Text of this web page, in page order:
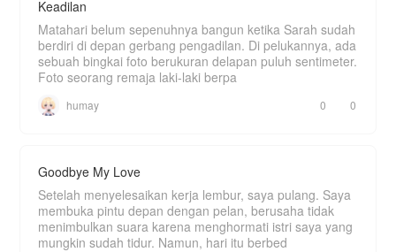
Keadilan
Matahari belum sepenuhnya bangun ketika Sarah sudah
berdiri di depan gerbang pengadilan. Di pelukannya, ada
sebuah bingkai foto berukuran delapan puluh sentimeter.
Foto seorang remaja laki-laki berpa
humay 0 0
Goodbye My Love
Setelah menyelesaikan kerja lembur, saya pulang. Saya
membuka pintu depan dengan pelan, berusaha tidak
menimbulkan suara karena menghormati istri saya yang
mungkin sudah tidur. Namun, hari itu berbed